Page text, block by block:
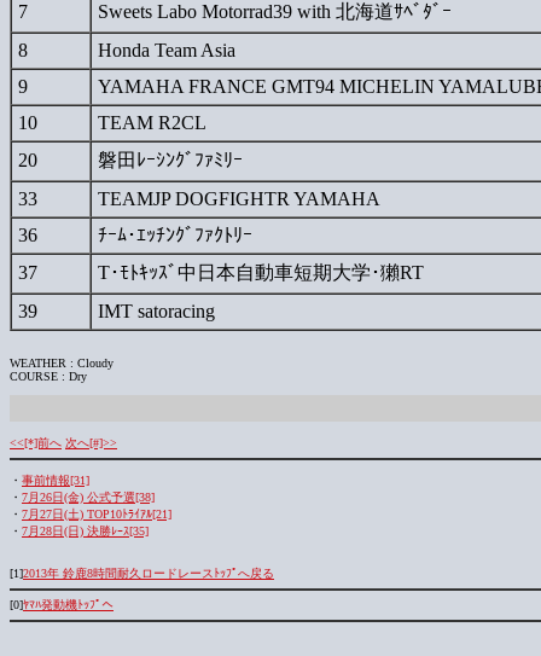
7
Sweets Labo Motorrad39 with 北海道ｻﾍﾞﾀﾞｰ
8
Honda Team Asia
9
YAMAHA FRANCE GMT94 MICHELIN
10
TEAM R2CL
20
磐田ﾚｰｼﾝｸﾞﾌｧﾐﾘｰ
33
TEAMJP DOGFIGHTR YAMAHA
36
ﾁｰﾑ･ｴｯﾁﾝｸﾞﾌｧｸﾄﾘｰ
37
T･ﾓﾄｷｯｽﾞ中日本自動車短期大学･獺RT
39
IMT satoracing
WEATHER : Cloudy
COURSE : Dry
<<[*]前へ 次へ[#]>>
・ 事前情報[31]
・ 7月26日(金) 公式予選[38]
・ 7月27日(土) TOP10ﾄﾗｲｱﾙ[21]
・ 7月28日(日) 決勝ﾚｰｽ[35]
[1]2013年 鈴鹿8時間耐久ロードレースﾄｯﾌﾟへ戻る
[0]ﾔﾏﾊ発動機ﾄｯﾌﾟへ